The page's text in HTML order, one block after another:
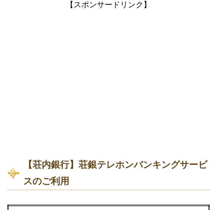
【スポンサードリンク】
【荘内銀行】荘銀テレホンバンキングサービ
スのご利用